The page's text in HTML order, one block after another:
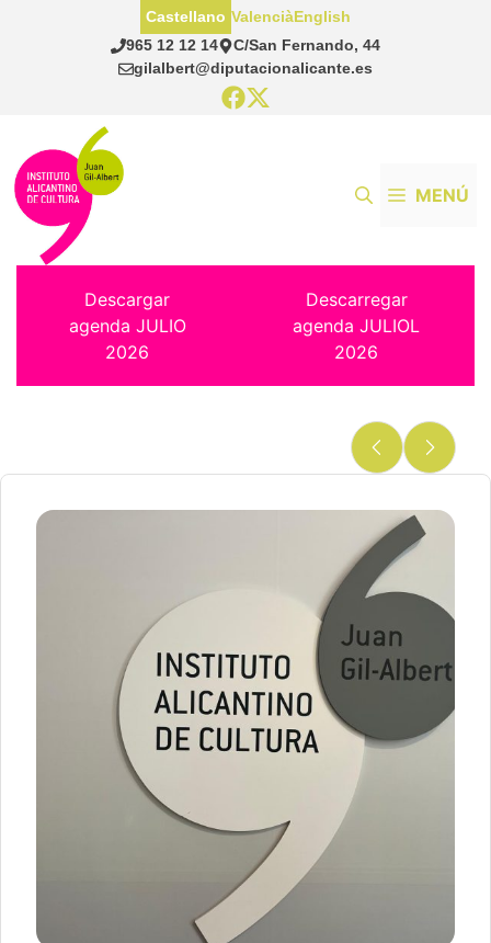
965 12 12 14
C/San Fernando, 44
gilalbert@diputacionalicante.es
Castellano ValenciàEnglish
MENÚ
Descargar
agenda JULIO
2026
Descarregar
agenda JULIOL
2026